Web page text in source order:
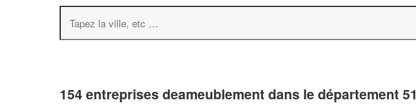
154 entreprises deameublement dans le département 51